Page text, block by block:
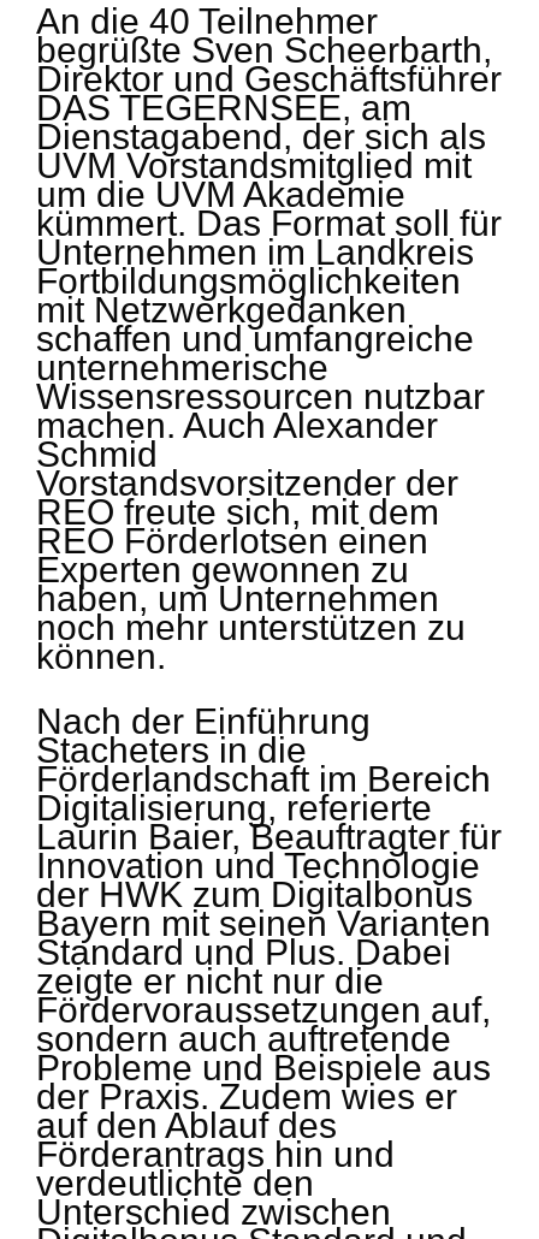
An die 40 Teilnehmer
begrüßte Sven Scheerbarth,
Direktor und Geschäftsführer
DAS TEGERNSEE, am
Dienstagabend, der sich als
UVM Vorstandsmitglied mit
um die UVM Akademie
kümmert. Das Format soll für
Unternehmen im Landkreis
Fortbildungsmöglichkeiten
mit Netzwerkgedanken
schaffen und umfangreiche
unternehmerische
Wissensressourcen nutzbar
machen. Auch Alexander
Schmid
Vorstandsvorsitzender der
REO freute sich, mit dem
REO Förderlotsen einen
Experten gewonnen zu
haben, um Unternehmen
noch mehr unterstützen zu
können.
Nach der Einführung
Stacheters in die
Förderlandschaft im Bereich
Digitalisierung, referierte
Laurin Baier, Beauftragter für
Innovation und Technologie
der HWK zum Digitalbonus
Bayern mit seinen Varianten
Standard und Plus. Dabei
zeigte er nicht nur die
Fördervoraussetzungen auf,
sondern auch auftretende
Probleme und Beispiele aus
der Praxis. Zudem wies er
auf den Ablauf des
Förderantrags hin und
verdeutlichte den
Unterschied zwischen